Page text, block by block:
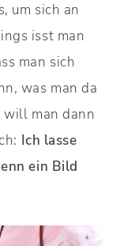
um sich an
isst man
man sich
was man da
will man dann
Ich lasse
ein Bild